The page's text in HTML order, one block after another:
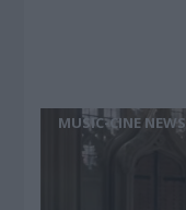
MUSIC-CINE NEWS